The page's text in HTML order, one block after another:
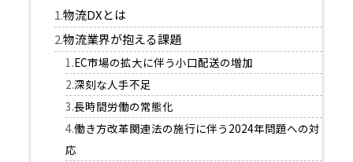
物流DXとは
物流業界が抱える課題
EC市場の拡大に伴う小口配送の増加
深刻な人手不足
長時間労働の常態化
働き方改革関連法の施行に伴う2024年問題への対
応